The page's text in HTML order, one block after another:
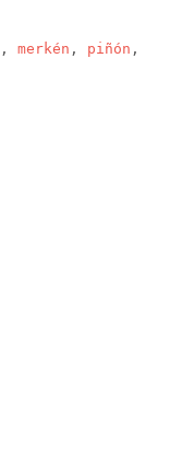
, merkén , piñón ,